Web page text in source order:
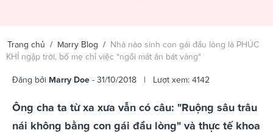
Trang chủ / Marry Blog / Nhà nào sinh con gái đầu lòng là PHÚC
KHÍ ngập trời, bố mẹ chỉ việc "ngồi mát ăn bát vàng"
Đăng bởi Marry Doe - 31/10/2018 | Lượt xem: 4142
Ông cha ta từ xa xưa vẫn có câu: "Ruộng sâu trâu
nái không bằng con gái đầu lòng" và thực tế khoa